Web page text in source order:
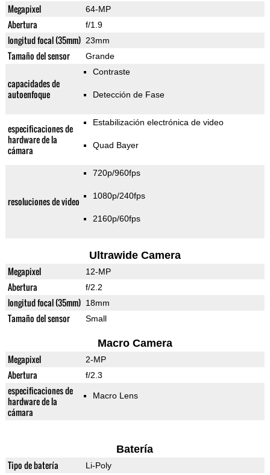
Megapixel 64-MP
Abertura f/1.9
longitud focal (35mm) 23mm
Tamaño del sensor Grande
capacidades de
autoenfoque
Contraste
Detección de Fase
especificaciones de
hardware de la
cámara
Estabilización electrónica de video
Quad Bayer
resoluciones de video
720p/960fps
1080p/240fps
2160p/60fps
Ultrawide Camera
Megapixel 12-MP
Abertura f/2.2
longitud focal (35mm) 18mm
Tamaño del sensor Small
Macro Camera
Megapixel 2-MP
Abertura f/2.3
especificaciones de
hardware de la
cámara
Macro Lens
Batería
Tipo de batería Li-Poly